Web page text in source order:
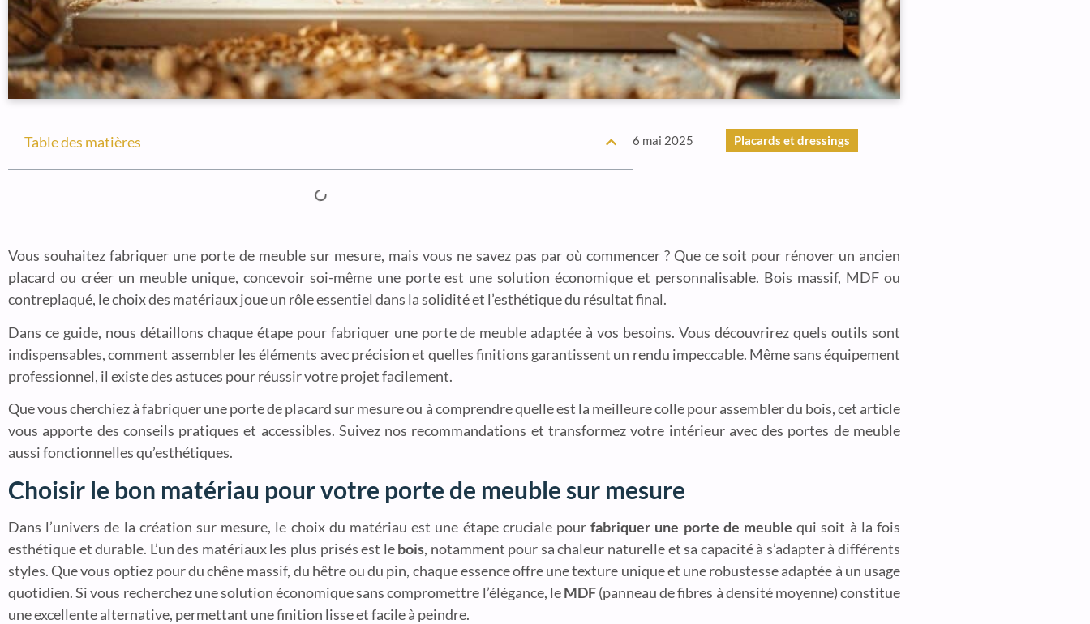
Table des matières 6 mai 2025 Placards et dressings
Vous souhaitez fabriquer une porte de meuble sur mesure, mais vous ne savez pas par où commencer ? Que ce soit pour rénover un ancien
placard ou créer un meuble unique, concevoir soi-même une porte est une solution économique et personnalisable. Bois massif, MDF ou
contreplaqué, le choix des matériaux joue un rôle essentiel dans la solidité et l’esthétique du résultat final.
Dans ce guide, nous détaillons chaque étape pour fabriquer une porte de meuble adaptée à vos besoins. Vous découvrirez quels outils sont
indispensables, comment assembler les éléments avec précision et quelles finitions garantissent un rendu impeccable. Même sans équipement
professionnel, il existe des astuces pour réussir votre projet facilement.
Que vous cherchiez à fabriquer une porte de placard sur mesure ou à comprendre quelle est la meilleure colle pour assembler du bois, cet article
vous apporte des conseils pratiques et accessibles. Suivez nos recommandations et transformez votre intérieur avec des portes de meuble
aussi fonctionnelles qu’esthétiques.
Choisir le bon matériau pour votre porte de meuble sur mesure
Dans l’univers de la création sur mesure, le choix du matériau est une étape cruciale pourfabriquer une porte de meuble qui soit à la fois
esthétique et durable. L’un des matériaux les plus prisés est lebois, notamment pour sa chaleur naturelle et sa capacité à s’adapter à différents
styles. Que vous optiez pour du chêne massif, du hêtre ou du pin, chaque essence offre une texture unique et une robustesse adaptée à un usage
quotidien. Si vous recherchez une solution économique sans compromettre l’élégance, leMDF(panneau de fibres à densité moyenne) constitue
une excellente alternative, permettant une finition lisse et facile à peindre.